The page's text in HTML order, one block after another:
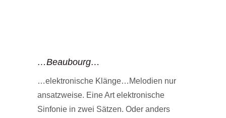
…Beaubourg…
…elektronische Klänge…Melodien nur
ansatzweise. Eine Art elektronische
Sinfonie in zwei Sätzen. Oder anders